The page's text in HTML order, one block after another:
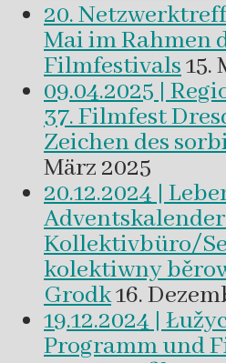
20.
Mai im Rahmen
Filmfestivals15.
09.04.2025 |
37. Filmfest
Zeichen des
März 2025
20.12.2024 |
Kollektivbüro/
kolektiwny
Grodk16.
19.12.2024 |
Programm und